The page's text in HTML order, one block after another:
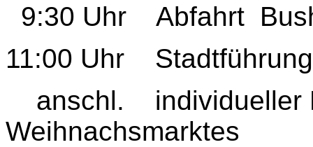
9:30 Uhr Abfahrt
11:00 Uhr
anschl. individueller
Weihnachsmarktes